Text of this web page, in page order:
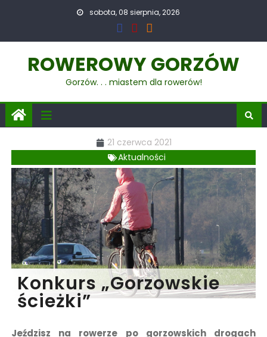
sobota, 08 sierpnia, 2026
ROWEROWY GORZÓW
Gorzów. . . miastem dla rowerów!
21 czerwca 2021
Aktualności
Konkurs „Gorzowskie
ścieżki”
Jeździsz na rowerze po gorzowskich drogach